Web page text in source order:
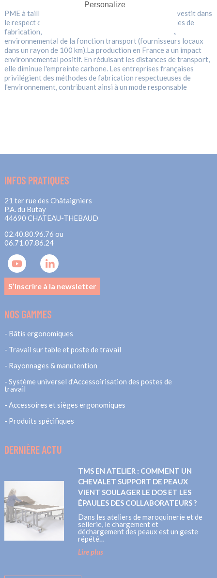
PME à taille humaine, ECHO-POSITIF s’engage et s’investit dans
le respect des individus et de l’environnement : méthodes de
fabrication, choix des matériaux, réduction de l’impact
environnemental de la fonction transport (fournisseurs locaux
dans un rayon de 100 km).La production en France a un impact
environnemental positif. En réduisant les distances de transport,
elle diminue l'empreinte carbone. Les entreprises françaises
privilégient des méthodes de fabrication respectueuses de
l'environnement, contribuant ainsi à un mode responsable
INFOS PRATIQUES
21 ter rue des Châtaigniers
P.A. du Butay
44690 CHATEAU-THEBAUD
02.40.80.96.76 ou
06.71.07.86.24
S’inscrire à la newsletter
NOS GAMMES
Bâtis ergonomiques
Travail sur table et poste de travail
Rayonnages & manutention
Système universel d’Accessoirisation des postes de
travail
Accessoires et sièges ergonomiques
Produits spécifiques
DERNIÈRE ACTU
TMS EN ATELIER : COMMENT UN
CHEVALET SUPPORT DE PEAUX
VIENT SOULAGER LE DOS ET LES
ÉPAULES DES COLLABORATEURS ?
Dans les ateliers de maroquinerie et de
sellerie, le chargement et
déchargement des peaux est un geste
répété…
Lire plus
Personalize